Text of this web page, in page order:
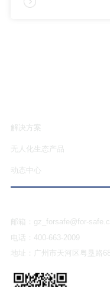
解决方案
无人化生态产品
动态中心
邮箱： gz_forsafe@for-
电话： 400-663-2009
地址：
广州市天河区粤垦路